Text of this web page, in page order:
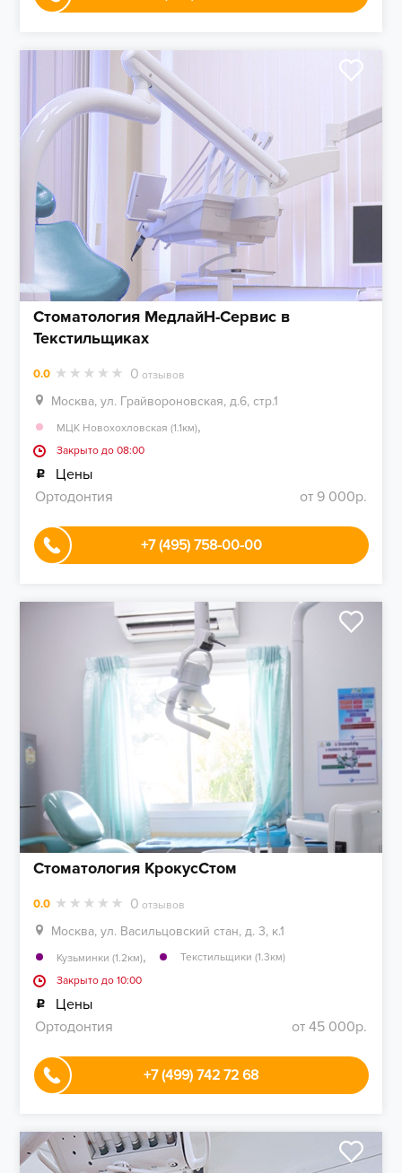
Стоматология МедлайН-Сервис в
Текстильщиках
0.0 0 отзывов
Москва, ул. Грайвороновская, д.6, стр.1
МЦК Новохохловская (1.1км),
Закрыто до 08:00
Цены
Ортодонтия
от 9 000р.
+7 (495) 758-00-00
Стоматология КрокусСтом
0.0 0 отзывов
Москва, ул. Васильцовский стан, д. 3, к.1
Кузьминки (1.2км),
Текстильщики (1.3км)
Закрыто до 10:00
Цены
Ортодонтия
от 45 000р.
+7 (499) 742 72 68